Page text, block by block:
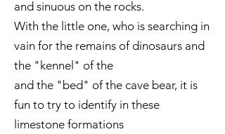
and sinuous on the rocks.
With the little one, who is searching in
vain for the remains of dinosaurs and
the "kennel" of the
and the "bed" of the cave bear, it is
fun to try to identify in these
limestone formations